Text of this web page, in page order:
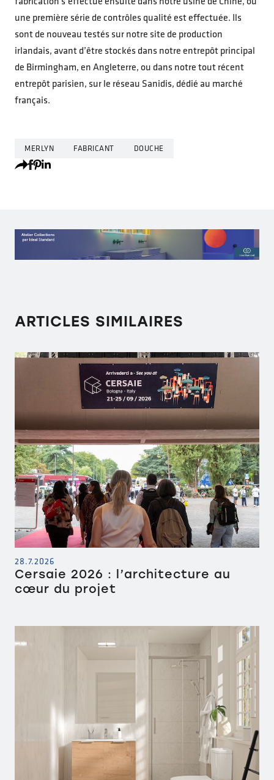
une première série de contrôles qualité est effectuée. Ils
sont de nouveau testés sur notre site de production
irlandais, avant d’être stockés dans notre entrepôt principal
de Birmingham, en Angleterre, ou dans notre tout récent
entrepôt parisien, sur le réseau Sanidis, dédié au marché
français.
MERLYN FABRICANT DOUCHE
ARTICLES SIMILAIRES
28.7.2026
Cersaie 2026 : l’architecture au
cœur du projet